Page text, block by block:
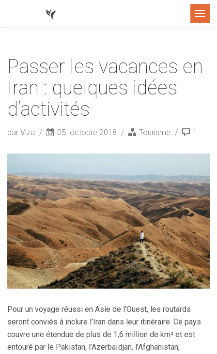
Menu
Passer les vacances en
Iran : quelques idées
d’activités
par Viza 05. octobre 2018 Tourisme 1
Pour un voyage réussi en Asie de l’Ouest, les routards
seront conviés à inclure l’Iran dans leur itinéraire. Ce pays
couvre une étendue de plus de 1,6 million de km² et est
entouré par le Pakistan, l’Azerbaïdjan, l’Afghanistan,